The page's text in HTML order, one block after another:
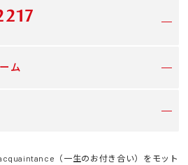
ム
（一生のお付き合い）をモット